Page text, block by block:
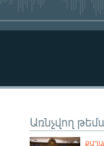
Առնչվող